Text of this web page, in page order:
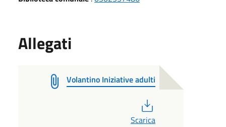
Allegati
Volantino Iniziative adulti
Scarica